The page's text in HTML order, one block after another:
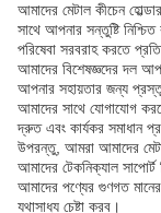
আমাদের মেটাল কীচেন
সাথে আপনার সন্তুষ্টি
পরিষেবা সরবরাহ করতে
আমাদের বিশেষজ্ঞদের দল
আপনার সহায়তার জন্য
আমাদের সাথে যোগাযোগ
দ্রুত এবং কার্যকর সমাধান
উপরন্তু, আমরা আমাদের
আমাদের টেকনিক্যাল
আমাদের পণ্যের গুণগত
যথাসাধ্য চেষ্টা করব।